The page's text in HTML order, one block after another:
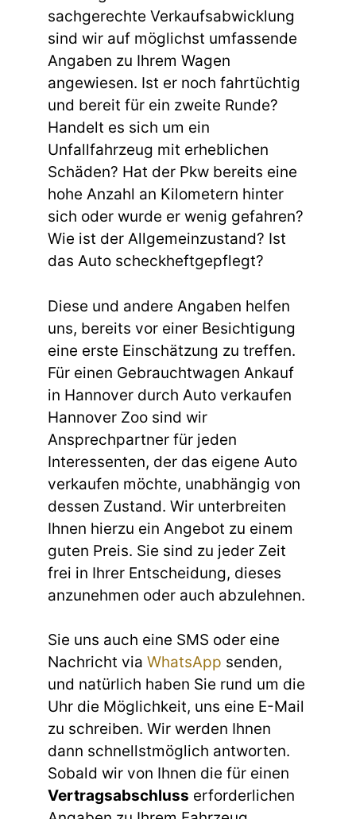
sachgerechte Verkaufsabwicklung
sind wir auf möglichst umfassende
Angaben zu Ihrem Wagen
angewiesen. Ist er noch fahrtüchtig
und bereit für ein zweite Runde?
Handelt es sich um ein
Unfallfahrzeug mit erheblichen
Schäden? Hat der Pkw bereits eine
hohe Anzahl an Kilometern hinter
sich oder wurde er wenig gefahren?
Wie ist der Allgemeinzustand? Ist
das Auto scheckheftgepflegt?
Diese und andere Angaben helfen
uns, bereits vor einer Besichtigung
eine erste Einschätzung zu treffen.
Für einen Gebrauchtwagen Ankauf
in Hannover durch Auto verkaufen
Hannover Zoo sind wir
Ansprechpartner für jeden
Interessenten, der das eigene Auto
verkaufen möchte, unabhängig von
dessen Zustand. Wir unterbreiten
Ihnen hierzu ein Angebot zu einem
guten Preis. Sie sind zu jeder Zeit
frei in Ihrer Entscheidung, dieses
anzunehmen oder auch abzulehnen.
Sie uns auch eine SMS oder eine
Nachricht via WhatsApp senden,
und natürlich haben Sie rund um die
Uhr die Möglichkeit, uns eine E-Mail
zu schreiben. Wir werden Ihnen
dann schnellstmöglich antworten.
Sobald wir von Ihnen die für einen
Vertragsabschluss erforderlichen